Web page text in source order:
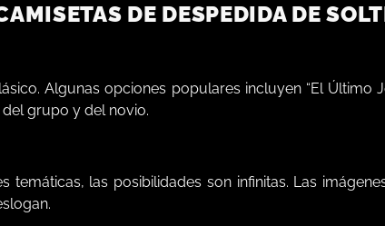
DE DESPEDIDA DE
Algunas opciones populares incluyen “El Último
grupo y del novio.
temáticas, las posibilidades son infinitas. Las